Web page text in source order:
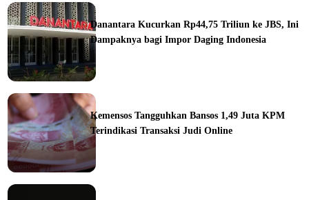
Danantara Kucurkan Rp44,75 Triliun ke JBS, Ini
Dampaknya bagi Impor Daging Indonesia
Kemensos Tangguhkan Bansos 1,49 Juta KPM
Terindikasi Transaksi Judi Online